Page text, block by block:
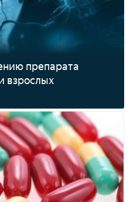
препарата
взрослых